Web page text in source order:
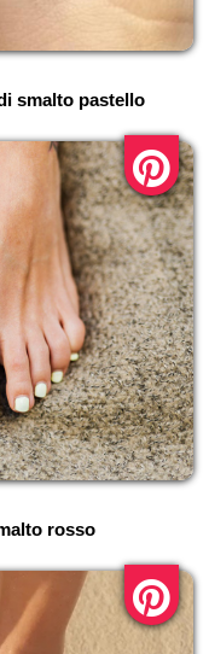
smalto pastello
rosso